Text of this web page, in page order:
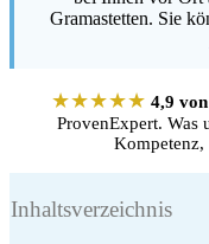
Gramastetten. Sie
★★★★★ 4,9
ProvenExpert. Was
Kompetenz,
Inhaltsverzeichnis